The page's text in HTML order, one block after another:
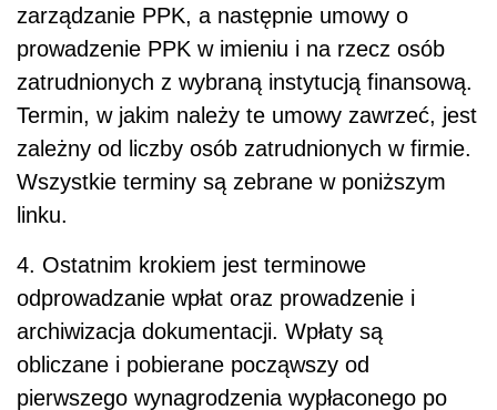
zarządzanie PPK, a następnie umowy o
prowadzenie PPK w imieniu i na rzecz osób
zatrudnionych z wybraną instytucją finansową.
Termin, w jakim należy te umowy zawrzeć, jest
zależny od liczby osób zatrudnionych w firmie.
Wszystkie terminy są zebrane w poniższym
linku.
4. Ostatnim krokiem jest terminowe
odprowadzanie wpłat oraz prowadzenie i
archiwizacja dokumentacji. Wpłaty są
obliczane i pobierane począwszy od
pierwszego wynagrodzenia wypłaconego po